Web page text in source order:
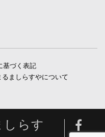
基づく表記
るましらすやについて
らす